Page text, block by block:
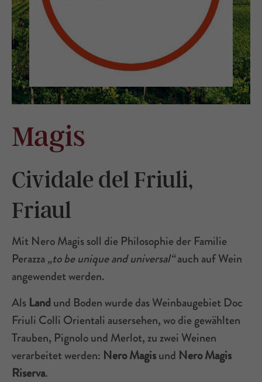
Magis
Cividale del Friuli,
Friaul
Mit Nero Magis soll die Philosophie der Familie
Perazza „to be unique and universal“auch auf Wein
angewendet werden.
Als Land und Boden wurde das Weinbaugebiet Doc
Friuli Colli Orientali ausersehen, wo die gewählten
Trauben, Pignolo und Merlot, zu zwei Weinen
verarbeitet werden: Nero Magisund Nero Magis
Riserva.